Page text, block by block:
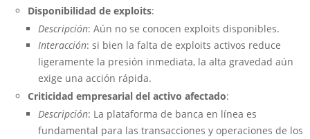
Disponibilidad de exploits:
Descripción: Aún no se conocen exploits disponibles.
Interacción: si bien la falta de exploits activos reduce
ligeramente la presión inmediata, la alta gravedad aún
exige una acción rápida.
Criticidad empresarial del activo afectado:
Descripción: La plataforma de banca en línea es
fundamental para las transacciones y operaciones de los